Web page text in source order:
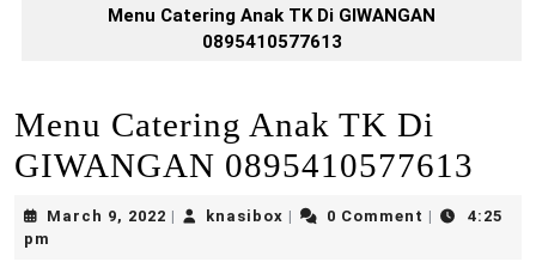
Menu Catering Anak TK Di GIWANGAN
0895410577613
Menu Catering Anak TK Di
GIWANGAN 0895410577613
March 9, 2022 Marchknasibox knasibox0 Comment
4:25
pm